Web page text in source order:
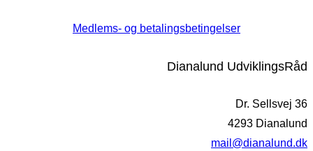
Medlems- og betalingsbetingelser
Dianalund UdviklingsRåd
Dr. Sellsvej 36
4293 Dianalund
mail@dianalund.dk